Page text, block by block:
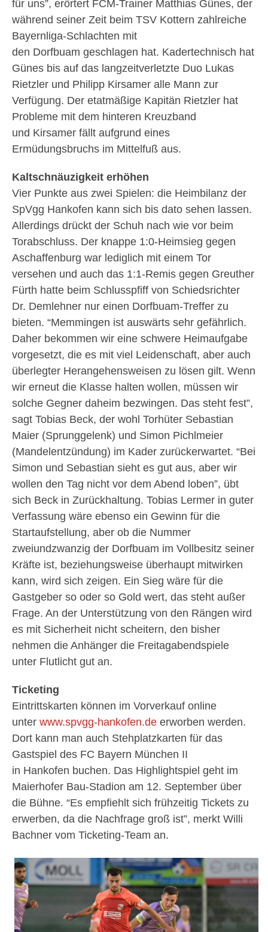
für uns”, erörtert FCM-Trainer Matthias Günes, der
während seiner Zeit beim TSV Kottern zahlreiche
Bayernliga-Schlachten mit
den Dorfbuam geschlagen hat. Kadertechnisch hat
Günes bis auf das langzeitverletzte Duo Lukas
Rietzler und Philipp Kirsamer alle Mann zur
Verfügung. Der etatmäßige Kapitän Rietzler hat
Probleme mit dem hinteren Kreuzband
und Kirsamer fällt aufgrund eines
Ermüdungsbruchs im Mittelfuß aus.
Kaltschnäuzigkeit erhöhen
Vier Punkte aus zwei Spielen: die Heimbilanz der
SpVgg Hankofen kann sich bis dato sehen lassen.
Allerdings drückt der Schuh nach wie vor beim
Torabschluss. Der knappe 1:0-Heimsieg gegen
Aschaffenburg war lediglich mit einem Tor
versehen und auch das 1:1-Remis gegen Greuther
Fürth hatte beim Schlusspfiff von Schiedsrichter
Dr. Demlehner nur einen Dorfbuam-Treffer zu
bieten. “Memmingen ist auswärts sehr gefährlich.
Daher bekommen wir eine schwere Heimaufgabe
vorgesetzt, die es mit viel Leidenschaft, aber auch
überlegter Herangehensweisen zu lösen gilt. Wenn
wir erneut die Klasse halten wollen, müssen wir
solche Gegner daheim bezwingen. Das steht fest”,
sagt Tobias Beck, der wohl Torhüter Sebastian
Maier (Sprunggelenk) und Simon Pichlmeier
(Mandelentzündung) im Kader zurückerwartet. “Bei
Simon und Sebastian sieht es gut aus, aber wir
wollen den Tag nicht vor dem Abend loben”, übt
sich Beck in Zurückhaltung. Tobias Lermer in guter
Verfassung wäre ebenso ein Gewinn für die
Startaufstellung, aber ob die Nummer
zweiundzwanzig der Dorfbuam im Vollbesitz seiner
Kräfte ist, beziehungsweise überhaupt mitwirken
kann, wird sich zeigen. Ein Sieg wäre für die
Gastgeber so oder so Gold wert, das steht außer
Frage. An der Unterstützung von den Rängen wird
es mit Sicherheit nicht scheitern, den bisher
nehmen die Anhänger die Freitagabendspiele
unter Flutlicht gut an.
Ticketing
Eintrittskarten können im Vorverkauf online
unter www.spvgg-hankofen.de erworben werden.
Dort kann man auch Stehplatzkarten für das
Gastspiel des FC Bayern München II
in Hankofen buchen. Das Highlightspiel geht im
Maierhofer Bau-Stadion am 12. September über
die Bühne. “Es empfiehlt sich frühzeitig Tickets zu
erwerben, da die Nachfrage groß ist”, merkt Willi
Bachner vom Ticketing-Team an.